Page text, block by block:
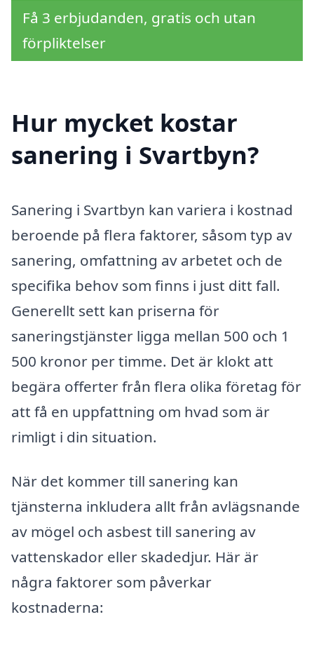
Få 3 erbjudanden, gratis och utan
förpliktelser
Hur mycket kostar
sanering i Svartbyn?
Sanering i Svartbyn kan variera i kostnad
beroende på flera faktorer, såsom typ av
sanering, omfattning av arbetet och de
specifika behov som finns i just ditt fall.
Generellt sett kan priserna för
saneringstjänster ligga mellan 500 och 1
500 kronor per timme. Det är klokt att
begära offerter från flera olika företag för
att få en uppfattning om hvad som är
rimligt i din situation.
När det kommer till sanering kan
tjänsterna inkludera allt från avlägsnande
av mögel och asbest till sanering av
vattenskador eller skadedjur. Här är
några faktorer som påverkar
kostnaderna: